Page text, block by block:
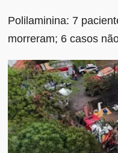
Polilaminina: 7
morreram; 6 casos